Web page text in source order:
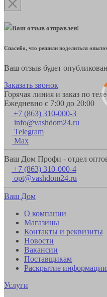
Ваш отзыв отправлен!
Спасибо, что решили поделиться
Ваш отзыв будет
Заказать звонок
Горячая линия и заказ по
Ежедневно с 7:00 до 20:00
+7 (863) 310-000-3
info@vashdom24.ru
Telegram
Max
Ваш Дом Профи - отдел
+7 (863) 310-000-4
opt@vashdom24.ru
Ваш Дом
О компании
Магазины
Контакты и реквизиты
Новости
Вакансии
Поставщикам
Раскрытие информации
Услуги